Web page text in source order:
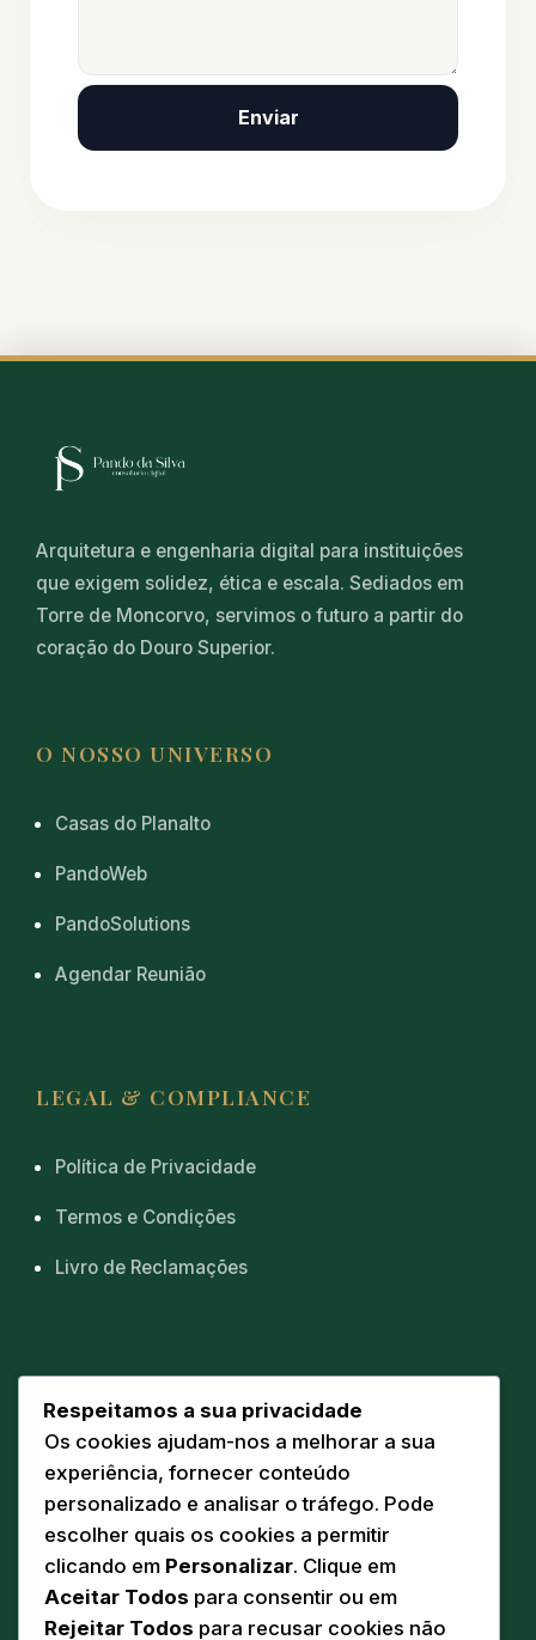
Enviar
Arquitetura e engenharia digital para instituições
que exigem solidez, ética e escala. Sediados em
Torre de Moncorvo, servimos o futuro a partir do
coração do Douro Superior.
O NOSSO UNIVERSO
Casas do Planalto
PandoWeb
PandoSolutions
Agendar Reunião
LEGAL & COMPLIANCE
Política de Privacidade
Termos e Condições
Livro de Reclamações
Sede
Av. Eng. Duarte Pacheco 20 A
5160-218 Torre de Moncorvo
✉️ Comunicação
geral@pandodasilva.pt
Respeitamos a sua privacidade
Os cookies ajudam-nos a melhorar a sua
experiência, fornecer conteúdo
personalizado e analisar o tráfego. Pode
escolher quais os cookies a permitir
clicando em Personalizar. Clique em
Aceitar Todos para consentir ou em
Rejeitar Todos para recusar cookies não